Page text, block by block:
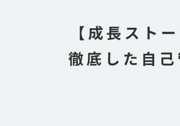
【成長スト
徹底した自